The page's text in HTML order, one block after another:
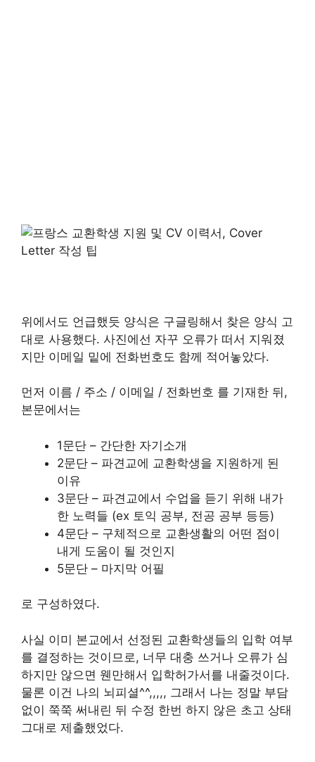
위에서도 언급했듯 양식은 구글링해서 찾은 양식 고
대로 사용했다. 사진에선 자꾸 오류가 떠서 지워졌
지만 이메일 밑에 전화번호도 함께 적어놓았다.
먼저 이름 / 주소 / 이메일 / 전화번호 를 기재한 뒤,
본문에서는
1문단 – 간단한 자기소개
2문단 – 파견교에 교환학생을 지원하게 된
이유
3문단 – 파견교에서 수업을 듣기 위해 내가
한 노력들 (ex 토익 공부, 전공 공부 등등)
4문단 – 구체적으로 교환생활의 어떤 점이
내게 도움이 될 것인지
5문단 – 마지막 어필
로 구성하였다.
사실 이미 본교에서 선정된 교환학생들의 입학 여부
를 결정하는 것이므로, 너무 대충 쓰거나 오류가 심
하지만 않으면 웬만해서 입학허가서를 내줄것이다.
물론 이건 나의 뇌피셜^^,,,,, 그래서 나는 정말 부담
없이 쭉쭉 써내린 뒤 수정 한번 하지 않은 초고 상태
그대로 제출했었다.